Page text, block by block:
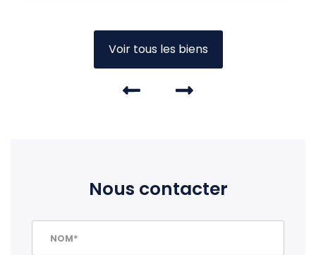
Voir tous les biens
Nous contacter
NOM*